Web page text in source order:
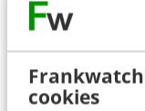
cookies
Contact
+31 30 200